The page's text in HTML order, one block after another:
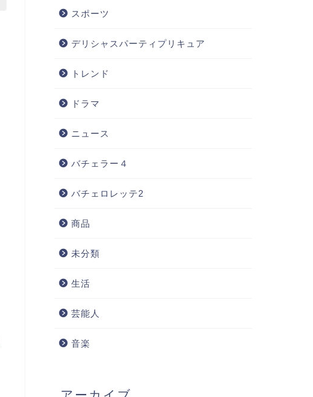
スポーツ
デリシャスパーティプリキュア
トレンド
ドラマ
ニュース
バチェラー４
バチェロレッテ2
商品
未分類
生活
芸能人
音楽